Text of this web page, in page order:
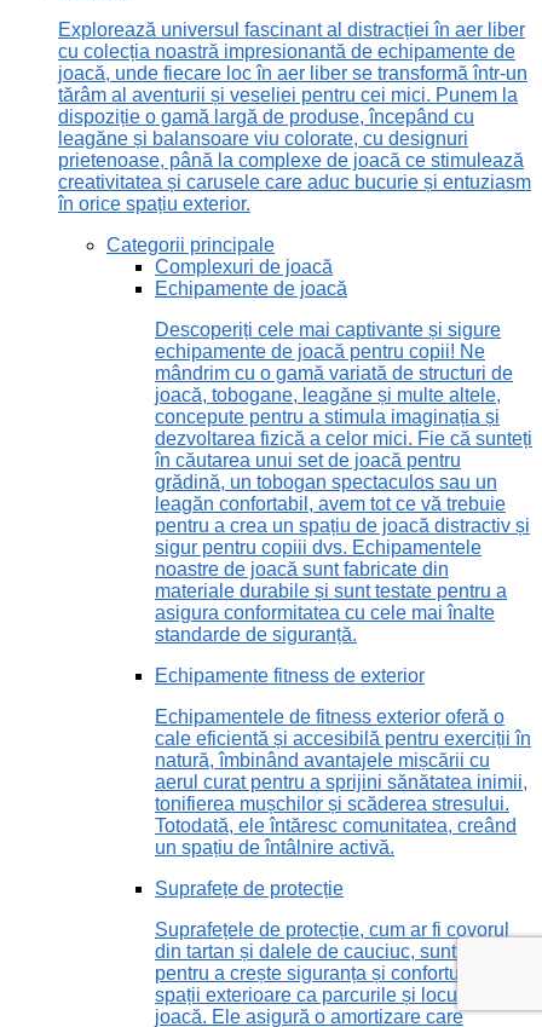
Explorează universul fascinant al distracției în aer liber
cu colecția noastră impresionantă de echipamente de
joacă, unde fiecare loc în aer liber se transformă într-un
tărâm al aventurii și veseliei pentru cei mici. Punem la
dispoziție o gamă largă de produse, începând cu
leagăne și balansoare viu colorate, cu designuri
prietenoase, până la complexe de joacă ce stimulează
creativitatea și carusele care aduc bucurie și entuziasm
în orice spațiu exterior.
Categorii principale
Complexuri de joacă
Echipamente de joacă
Descoperiți cele mai captivante și sigure
echipamente de joacă pentru copii! Ne
mândrim cu o gamă variată de structuri de
joacă, tobogane, leagăne și multe altele,
concepute pentru a stimula imaginația și
dezvoltarea fizică a celor mici. Fie că sunteți
în căutarea unui set de joacă pentru
grădină, un tobogan spectaculos sau un
leagăn confortabil, avem tot ce vă trebuie
pentru a crea un spațiu de joacă distractiv și
sigur pentru copiii dvs. Echipamentele
noastre de joacă sunt fabricate din
materiale durabile și sunt testate pentru a
asigura conformitatea cu cele mai înalte
standarde de siguranță.
Echipamente fitness de exterior
Echipamentele de fitness exterior oferă o
cale eficientă și accesibilă pentru exerciții în
natură, îmbinând avantajele mișcării cu
aerul curat pentru a sprijini sănătatea inimii,
tonifierea mușchilor și scăderea stresului.
Totodată, ele întăresc comunitatea, creând
un spațiu de întâlnire activă.
Suprafețe de protecție
Suprafețele de protecție, cum ar fi covorul
din tartan și dalele de cauciuc, sunt vitale
pentru a crește siguranța și confortul în
spații exterioare ca parcurile și locurile de
joacă. Ele asigură o amortizare care